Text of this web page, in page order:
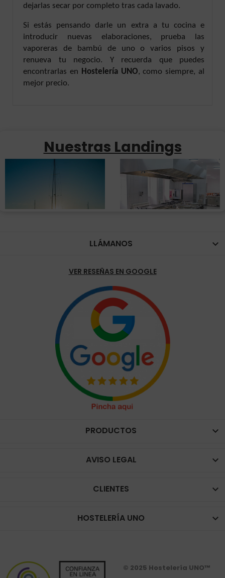
dejarlas secar por completo tras cada lavado.
Si estás pensando darle un extra a tu cocina e
introducir nuevas elaboraciones, prueba las
vaporeras de bambú de uno o varios pisos y
renueva tu negocio. Y recuerda que puedes
encontrarlas en
Hostelería UNO, como siempre, al
mejor precio.
Nuestras Landings
LLÁMANOS 
VER RESEÑAS EN GOOGLE
PRODUCTOS 
AVISO LEGAL 
CLIENTES 
HOSTELERÍA UNO 
© 2025 Hostelería UNO™